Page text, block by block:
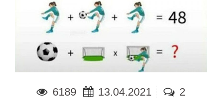
6189 13.04.2021 2